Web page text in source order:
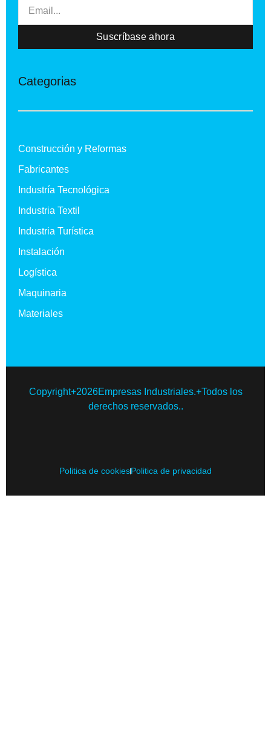
Suscríbase ahora
Categorias
Construcción y Reformas
Fabricantes
Industría Tecnológica
Industria Textil
Industria Turística
Instalación
Logística
Maquinaria
Materiales
Copyright+2026Empresas Industriales.+Todos los
derechos reservados..
Politica de cookiesPolitica de privacidad